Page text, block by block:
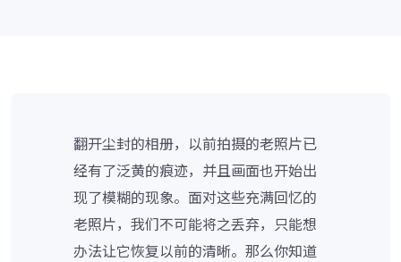
翻开尘封的相册，以前拍摄的老照片已
经有了泛黄的痕迹，并且画面也开始出
现了模糊的现象。面对这些充满回忆的
老照片，我们不可能将之丢弃，只能想
办法让它恢复以前的清晰。那么你知道